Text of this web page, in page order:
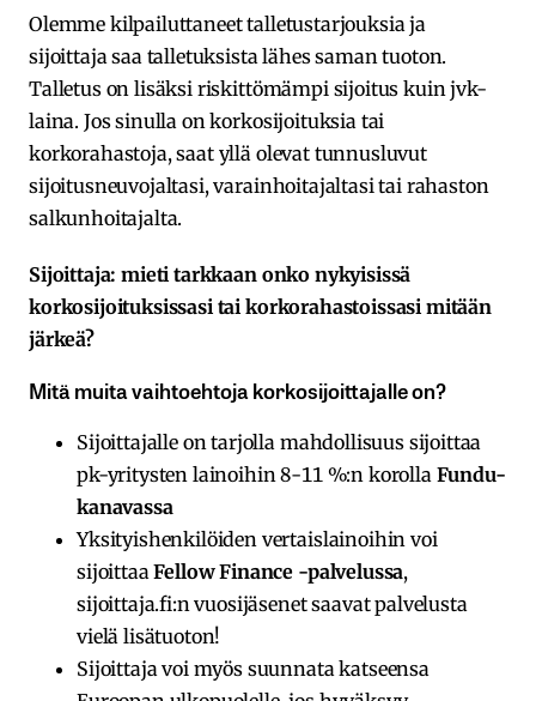
Olemme kilpailuttaneet talletustarjouksia ja
sijoittaja saa talletuksista lähes saman tuoton.
Talletus on lisäksi riskittömämpi sijoitus kuin jvk-
laina. Jos sinulla on korkosijoituksia tai
korkorahastoja, saat yllä olevat tunnusluvut
sijoitusneuvojaltasi, varainhoitajaltasi tai rahaston
salkunhoitajalta.
Sijoittaja: mieti tarkkaan onko nykyisissä
korkosijoituksissasi tai korkorahastoissasi mitään
järkeä?
Mitä muita vaihtoehtoja korkosijoittajalle on?
Sijoittajalle on tarjolla mahdollisuus sijoittaa
pk-yritysten lainoihin 8-11 %:n korolla Fundu-
kanavassa
Yksityishenkilöiden vertaislainoihin voi
sijoittaaFellow Finance -palvelussa,
sijoittaja.fi:n vuosijäsenet saavat palvelusta
vielä lisätuoton!
Sijoittaja voi myös suunnata katseensa